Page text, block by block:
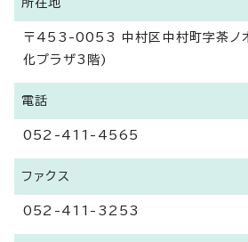
所在地
〒453-0053 中村区中村町字茶ノ
化プラザ3階)
電話
052-411-4565
ファクス
052-411-3253